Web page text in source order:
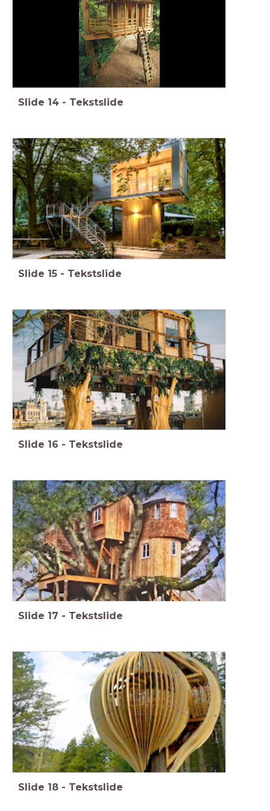
Slide 14 - Tekstslide
Slide 15 - Tekstslide
Slide 16 - Tekstslide
Slide 17 - Tekstslide
Slide 18 - Tekstslide